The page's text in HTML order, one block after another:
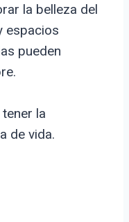
la belleza del
espacios
pueden
la
de vida.